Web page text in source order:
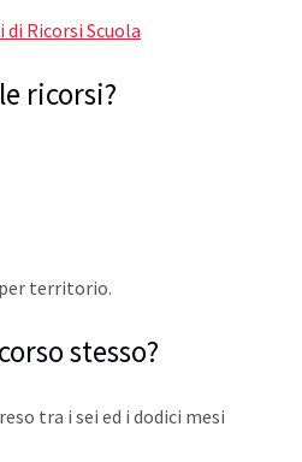
Ricorsi Scuola
ricorsi?
territorio.
stesso?
tra i sei ed i dodici mesi